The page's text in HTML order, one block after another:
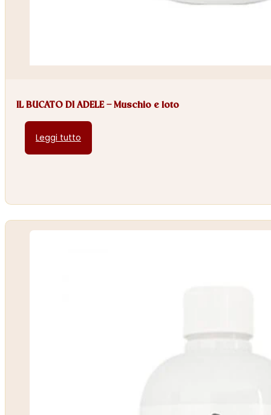
IL BUCATO DI ADELE – Muschio e loto
Leggi tutto